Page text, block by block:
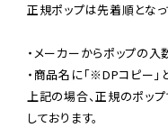
正規ポップは先着順となっ
・メーカーからポップの
・商品名に「※DPコピー
上記の場合、正規のポッ
しております。